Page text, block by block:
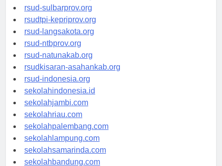
rsud-brebeskab.org
rsud-sulbarprov.org
rsudtpi-kepriprov.org
rsud-langsakota.org
rsud-ntbprov.org
rsud-natunakab.org
rsudkisaran-asahankab.org
rsud-indonesia.org
sekolahindonesia.id
sekolahjambi.com
sekolahriau.com
sekolahpalembang.com
sekolahlampung.com
sekolahsamarinda.com